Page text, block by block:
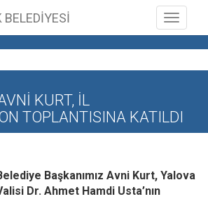
Toggle
BELEDİYESİ
KURT, İL
TOPLANTISINA KATILDI
Başkanımız Avni Kurt, Yalova
Dr. Ahmet Hamdi Usta’nın